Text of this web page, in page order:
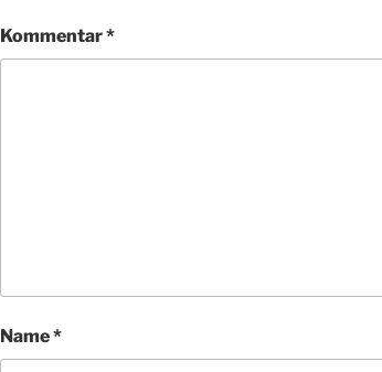
Kommentar*
Name*